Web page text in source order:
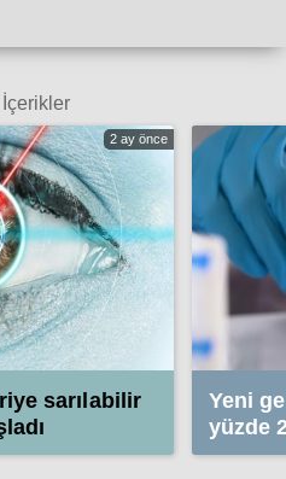
2 ay önce
sarılabilir
Yeni
yüzde